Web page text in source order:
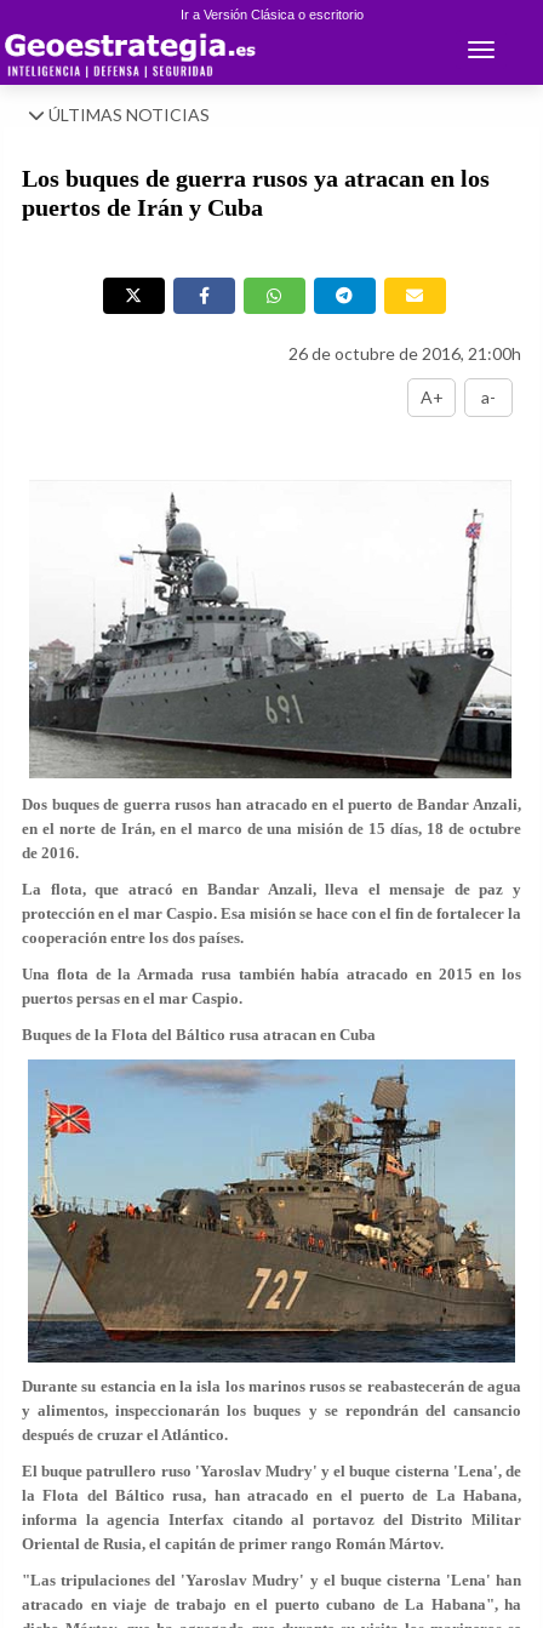
Ir a Versión Clásica o escritorio
Toggle
ÚLTIMAS NOTICIAS
Los buques de guerra rusos ya atracan en los
puertos de Irán y Cuba
26 de octubre de 2016, 21:00h
A+ a-
Dos buques de guerra rusos han atracado en el puerto de Bandar Anzali,
en el norte de Irán, en el marco de una misión de 15 días, 18 de octubre
de 2016.
La flota, que atracó en Bandar Anzali, lleva el mensaje de paz y
protección en el mar Caspio. Esa misión se hace con el fin de fortalecer la
cooperación entre los dos países.
Una flota de la Armada rusa también había atracado en 2015 en los
puertos persas en el mar Caspio.
Buques de la Flota del Báltico rusa atracan en Cuba
Durante su estancia en la isla los marinos rusos se reabastecerán de agua
y alimentos, inspeccionarán los buques y se repondrán del cansancio
después de cruzar el Atlántico.
El buque patrullero ruso 'Yaroslav Mudry' y el buque cisterna 'Lena', de
la Flota del Báltico rusa, han atracado en el puerto de La Habana,
informa la agencia Interfax citando al portavoz del Distrito Militar
Oriental de Rusia, el capitán de primer rango Román Mártov.
"Las tripulaciones del 'Yaroslav Mudry' y el buque cisterna 'Lena' han
atracado en viaje de trabajo en el puerto cubano de La Habana", ha